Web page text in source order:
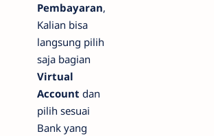
Pembayaran,
Kalian bisa
langsung pilih
saja bagian
Virtual
Account dan
pilih sesuai
Bank yang